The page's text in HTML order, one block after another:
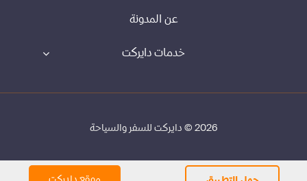
عن المدونة
خدمات دايركت
2026 © دايركت للسفر والسياحة